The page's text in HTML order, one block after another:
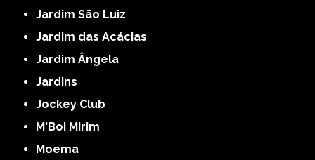
Jardim São Luiz
Jardim das Acácias
Jardim Ângela
Jardins
Jockey Club
M'Boi Mirim
Moema